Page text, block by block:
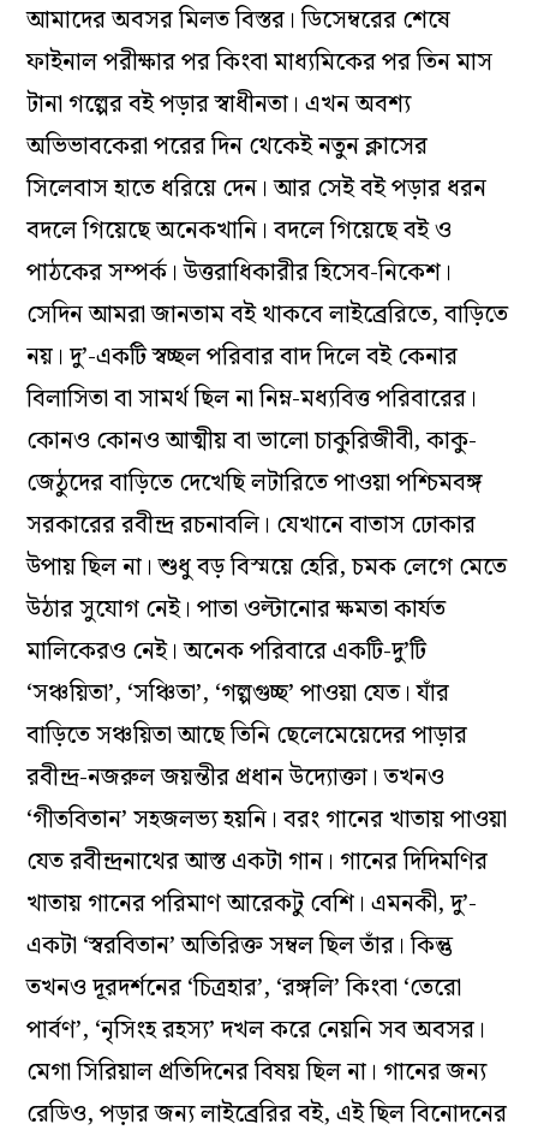
আমাদের অবসর মিলত বিস্তর। ডিসেম্বরের শেষে
ফাইনাল পরীক্ষার পর কিংবা মাধ্যমিকের পর তিন মাস
টানা গল্পের বই পড়ার স্বাধীনতা। এখন অবশ্য
অভিভাবকেরা পরের দিন থেকেই নতুন ক্লাসের
সিলেবাস হাতে ধরিয়ে দেন। আর সেই বই পড়ার ধরন
বদলে গিয়েছে অনেকখানি। বদলে গিয়েছে বই ও
পাঠকের সম্পর্ক। উত্তরাধিকারীর হিসেব-নিকেশ।
সেদিন আমরা জানতাম বই থাকবে লাইব্রেরিতে, বাড়িতে
নয়। দু’-একটি স্বচ্ছল পরিবার বাদ দিলে বই কেনার
বিলাসিতা বা সামর্থ ছিল না নিম্ন-মধ্যবিত্ত পরিবারের।
কোনও কোনও আত্মীয় বা ভালো চাকুরিজীবী, কাকু-
জেঠুদের বাড়িতে দেখেছি লটারিতে পাওয়া পশ্চিমবঙ্গ
সরকারের রবীন্দ্র রচনাবলি। যেখানে বাতাস ঢোকার
উপায় ছিল না। শুধু বড় বিস্ময়ে হেরি, চমক লেগে মেতে
উঠার সুযোগ নেই। পাতা ওল্টানোর ক্ষমতা কার্যত
মালিকেরও নেই। অনেক পরিবারে একটি-দু’টি
‘সঞ্চয়িতা’, ‘সঞ্চিতা’, ‘গল্পগুচ্ছ’ পাওয়া যেত। যাঁর
বাড়িতে সঞ্চয়িতা আছে তিনি ছেলেমেয়েদের পাড়ার
রবীন্দ্র-নজরুল জয়ন্তীর প্রধান উদ্যোক্তা। তখনও
‘গীতবিতান’ সহজলভ্য হয়নি। বরং গানের খাতায় পাওয়া
যেত রবীন্দ্রনাথের আস্ত একটা গান। গানের দিদিমণির
খাতায় গানের পরিমাণ আরেকটু বেশি। এমনকী, দু’-
একটা ‘স্বরবিতান’ অতিরিক্ত সম্বল ছিল তাঁর। কিন্তু
তখনও দূরদর্শনের ‘চিত্রহার’, ‘রঙ্গলি’ কিংবা ‘তেরো
পার্বণ’, ‘নৃসিংহ রহস্য’ দখল করে নেয়নি সব অবসর।
মেগা সিরিয়াল প্রতিদিনের বিষয় ছিল না। গানের জন্য
রেডিও, পড়ার জন্য লাইব্রেরির বই, এই ছিল বিনোদনের